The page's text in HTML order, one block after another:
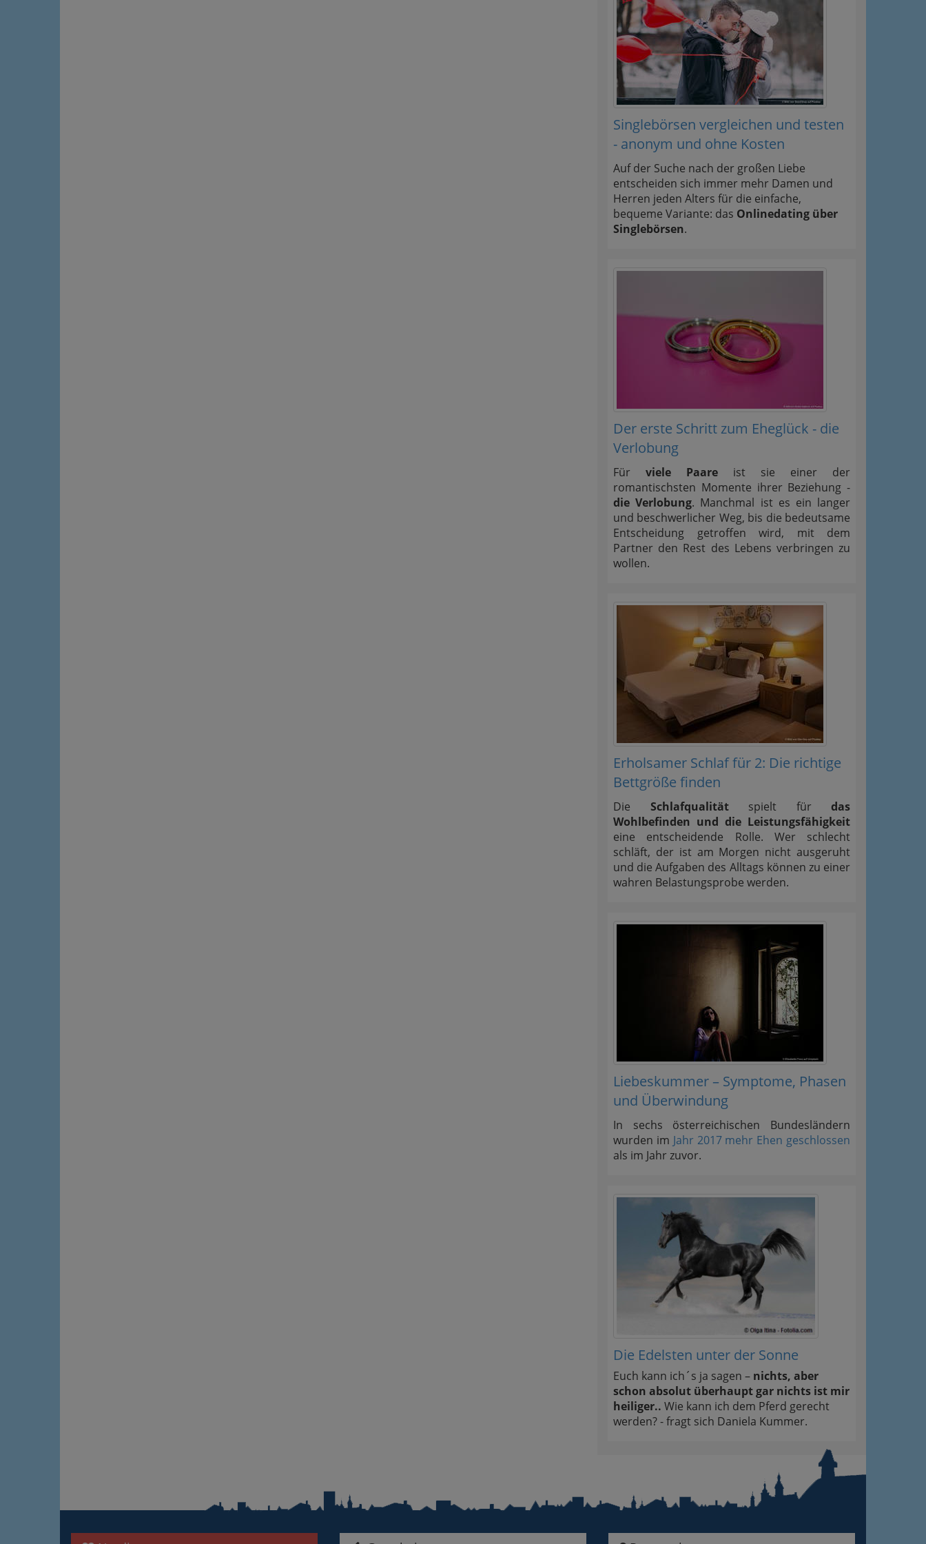
Singlebörsen vergleichen und testen
- anonym und ohne Kosten
Auf der Suche nach der großen Liebe
entscheiden sich immer mehr Damen und
Herren jeden Alters für die einfache,
bequeme Variante: das Onlinedating über
Singlebörsen.
Der erste Schritt zum Eheglück - die
Verlobung
Für viele Paare ist sie einer der
romantischsten Momente ihrer Beziehung -
die Verlobung. Manchmal ist es ein langer
und beschwerlicher Weg, bis die bedeutsame
Entscheidung getroffen wird, mit dem
Partner den Rest des Lebens verbringen zu
wollen.
Erholsamer Schlaf für 2: Die richtige
Bettgröße finden
Die Schlafqualitätspielt für das
Wohlbefinden und die Leistungsfähigkeit
eine entscheidende Rolle. Wer schlecht
schläft, der ist am Morgen nicht ausgeruht
und die Aufgaben des Alltags können zu einer
wahren Belastungsprobe werden.
Liebeskummer – Symptome, Phasen
und Überwindung
In sechs österreichischen Bundesländern
wurden im Jahr 2017 mehr Ehen geschlossen
als im Jahr zuvor.
Die Edelsten unter der Sonne
Euch kann ich´s ja sagen – nichts, aber
schon absolut überhaupt gar nichts ist mir
heiliger.. Wie kann ich dem Pferd gerecht
werden? - fragt sich Daniela Kummer.